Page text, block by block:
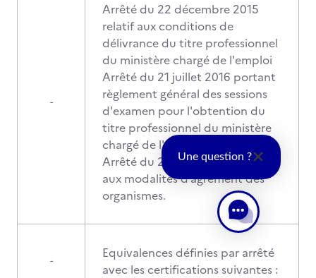
-
Arrêté du 22 décembre 2015
relatif aux conditions de
délivrance du titre professionnel
du ministère chargé de l'emploi
Arrêté du 21 juillet 2016 portant
règlement général des sessions
d'examen pour l'obtention du
titre professionnel du ministère
chargé de l'emploi.
Arrêté du 21 juillet 2016 relatif
aux modalités d’agrément des
organismes.
-
Equivalences définies par arrêté
avec les certifications suivantes :
Une question ?